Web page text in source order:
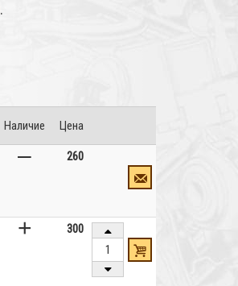
.
Наличие Цена
– 260
+ 300